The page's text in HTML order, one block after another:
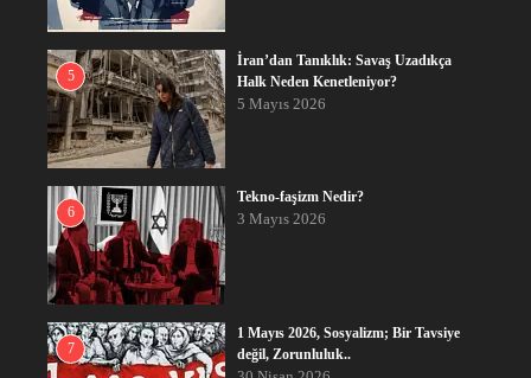
5
İran’dan Tanıklık: Savaş Uzadıkça
Halk Neden Kenetleniyor?
5 Mayıs 2026
6
Tekno-faşizm Nedir?
3 Mayıs 2026
7
1 Mayıs 2026, Sosyalizm; Bir Tavsiye
değil, Zorunluluk..